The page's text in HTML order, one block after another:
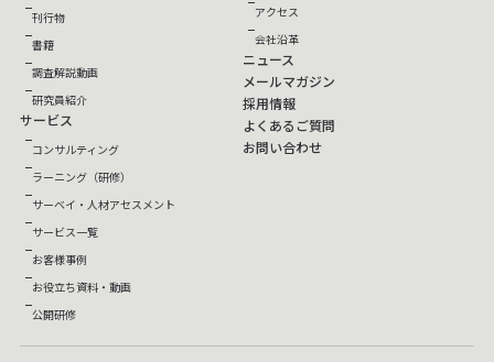
刊行物
書籍
調査解説動画
研究員紹介
サービス
コンサルティング
ラーニング（研修）
サーベイ・人材アセスメント
サービス一覧
お客様事例
お役立ち資料・動画
公開研修
アクセス
会社沿革
ニュース
メールマガジン
採用情報
よくあるご質問
お問い合わせ